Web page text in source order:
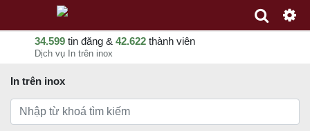
34.599 tin đăng & 42.622 thành viên
Dịch vụ In trên inox
In trên inox